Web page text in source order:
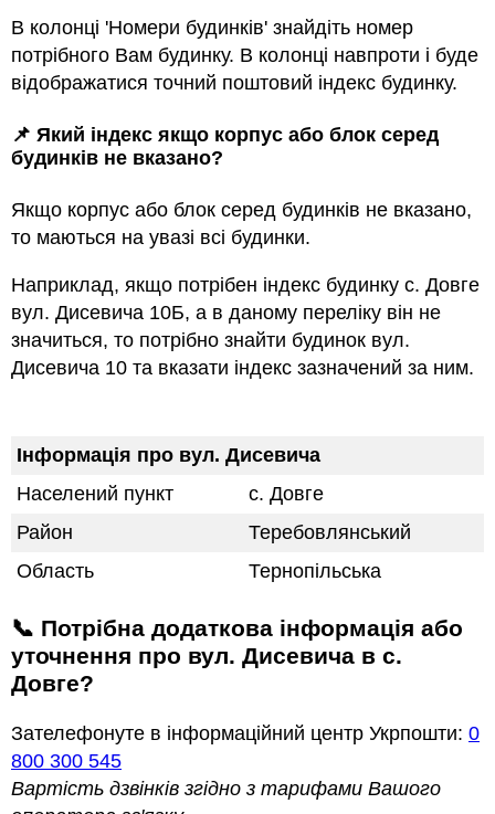
В колонці 'Номери будинків' знайдіть номер
потрібного Вам будинку. В колонці навпроти і буде
відображатися точний поштовий індекс будинку.
📌 Який індекс якщо корпус або блок серед
будинкiв не вказано?
Якщо корпус або блок серед будинкiв не вказано,
то маються на увазi всi будинки.
Наприклад, якщо потрiбен індекс будинку с. Довге
вул. Дисевича 10Б, а в даному переліку він не
значиться, то потрібно знайти будинок вул.
Дисевича 10 та вказати індекс зазначений за ним.
Інформація про вул. Дисевича
Населений пункт
с. Довге
Район
Теребовлянський
Область
Тернопільська
📞 Потрібна додаткова інформація або
уточнення про вул. Дисевича в с.
Довге?
Зателефонуте в інформаційний центр Укрпошти: 0
800 300 545
Вартість дзвінків згідно з тарифами Вашого